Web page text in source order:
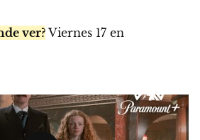
ver?Viernes 17 en